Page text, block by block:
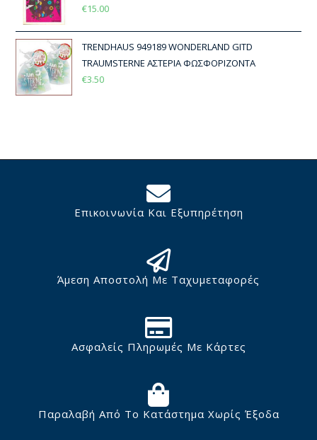
€15.00
TRENDHAUS 949189 WONDERLAND GITD
TRAUMSTERNE ΑΣΤΕΡΙΑ ΦΩΣΦΟΡΙΖΟΝΤΑ
€3.50
Επικοινωνία Και Εξυπηρέτηση
Άμεση Αποστολή Με Ταχυμεταφορές
Ασφαλείς Πληρωμές Με Κάρτες
Παραλαβή Από Το Κατάστημα Χωρίς Έξοδα